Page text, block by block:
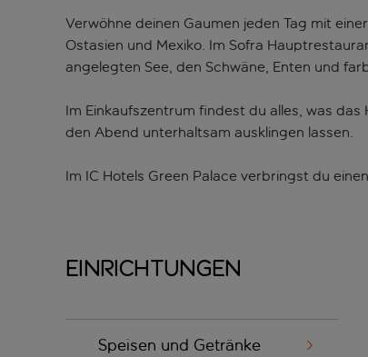
Verwöhne deinen Gaumen jeden Tag mit
Ostasien und Mexiko. Im Sofra
angelegten See, den Schwäne, Enten und
Im Einkaufszentrum findest du alles, was
den Abend unterhaltsam ausklingen lassen.
Im IC Hotels Green Palace verbringst du
Einrichtungen
Speisen und Getränke